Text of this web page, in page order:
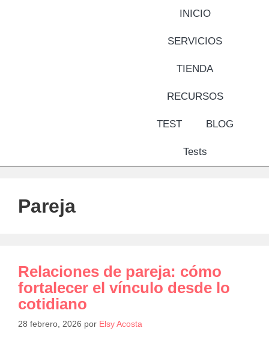
INICIO
SERVICIOS
TIENDA
RECURSOS
TEST BLOG
Tests
Pareja
Relaciones de pareja: cómo
fortalecer el vínculo desde lo
cotidiano
28 febrero, 2026 por Elsy Acosta